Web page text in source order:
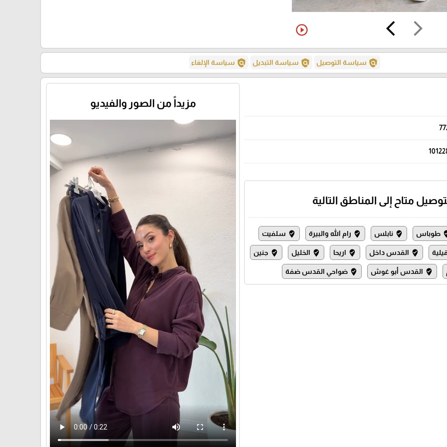
arrow_forward_ios
arrow_back_ios
play_circle_outline
policy سياسة التوصيل policy سياسة التبديل policy سياسة الإلغاء
متاح إلى المناطق التالية
طوباس where_to_vote نابلس where_to_vote رام الله والبيرة where_to_vote سلفيت
where_to_vote القدس داخل where_to_vote اريحا where_to_vote الخليل where_to_vote جنين
where_to_vote القدس أبو غوش where_to_vote ضواحي القدس ضفة
مزيداً من الصور والفيديو